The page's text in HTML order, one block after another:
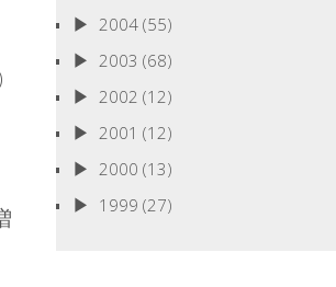
2004(55)
2003 (68)
2002 (12)
2001 (12)
2000 (13)
1999 (27)